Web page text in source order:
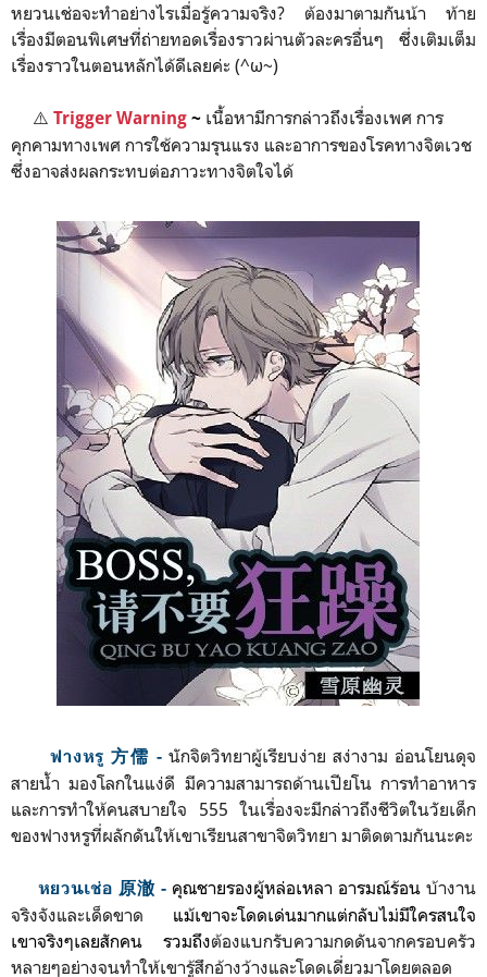
หยวนเช่อจะทำอย่างไรเมื่อรู้ความจริง? ต้องมาตามกันน้า ท้าย
เรื่องมีตอนพิเศษที่ถ่ายทอดเรื่องราวผ่านตัวละครอื่นๆ ซึ่งเติมเต็ม
เรื่องราวในตอนหลักได้ดีเลยค่ะ (^ω~)
⚠️ Trigger Warning ~ เนื้อหามีการกล่าวถึงเรื่องเพศ การ
คุกคามทางเพศ การใช้ความรุนแรง และอาการของโรคทางจิตเวช
ซึ่งอาจส่งผลกระทบต่อภาวะทางจิตใจได้
ฟางหรู 方儒 - นักจิตวิทยาผู้เรียบง่าย สง่างาม อ่อนโยนดุจ
สายน้ำ มองโลกในแง่ดี มีความสามารถด้านเปียโน การทำอาหาร
และการทำให้คนสบายใจ 555 ในเรื่องจะมีกล่าวถึงชีวิตในวัยเด็ก
ของฟางหรูที่ผลักดันให้เขาเรียนสาขาจิตวิทยา มาติดตามกันนะคะ
หยวนเช่อ 原澈 - คุณชายรองผู้หล่อเหลา อารมณ์ร้อน บ้างาน
จริงจังและเด็ดขาด แม้เขาจะโดดเด่นมากแต่กลับไม่มีใครสนใจ
เขาจริงๆเลยสักคน รวมถึงต้องแบกรับความกดดันจากครอบครัว
หลายๆอย่างจนทำให้เขารู้สึกอ้างว้างและโดดเดี่ยวมาโดยตลอด